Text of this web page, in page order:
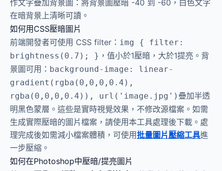
作文字疊加背景圖：將背景圖壓暗 -40 到 -60，白色文字
在暗背景上清晰可讀。
如何用CSS壓暗圖片
前端開發者可使用 CSS filter： img { filter:
brightness(0.7); } ，值小於1壓暗，大於1提亮。背
景圖可用： background-image: linear-
gradient(rgba(0,0,0,0.4),
rgba(0,0,0,0.4)), url('image.jpg') 疊加半透
明黑色蒙層。這些是實時視覺效果，不修改源檔案。如需
生成實際壓暗的圖片檔案，請使用本工具處理後下載。處
理完成後如需減小檔案體積，可使用批量圖片壓縮工具進
一步壓縮。
如何在Photoshop中壓暗/提亮圖片